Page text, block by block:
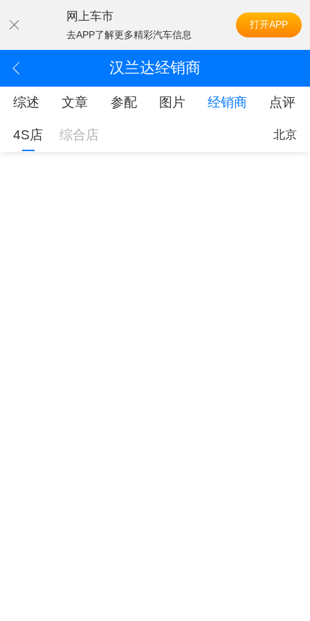
网上车市
去APP了解更多精彩汽车信息
打开APP
汉兰达经销商
综述 文章 参配 图片 经销商 点评
4S店 综合店 北京